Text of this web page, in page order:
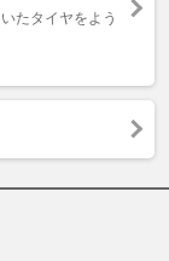
たタイヤをよう